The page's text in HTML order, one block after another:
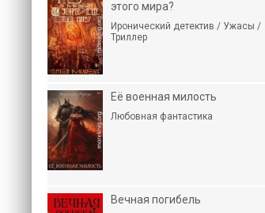
этого мира?
Иронический детектив / Ужасы /
Триллер
Её военная милость
Любовная фантастика
Вечная погибель